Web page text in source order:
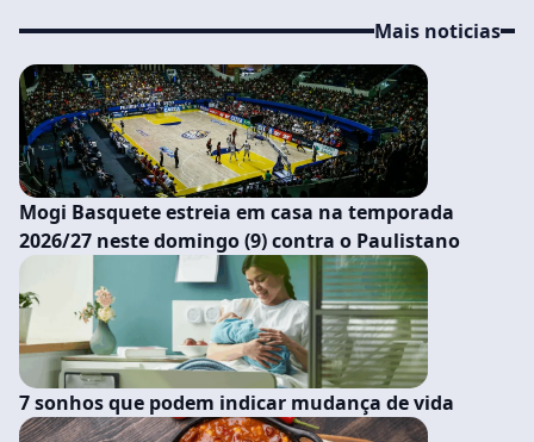
Mais noticias
Mogi Basquete estreia em casa na temporada
2026/27 neste domingo (9) contra o Paulistano
7 sonhos que podem indicar mudança de vida